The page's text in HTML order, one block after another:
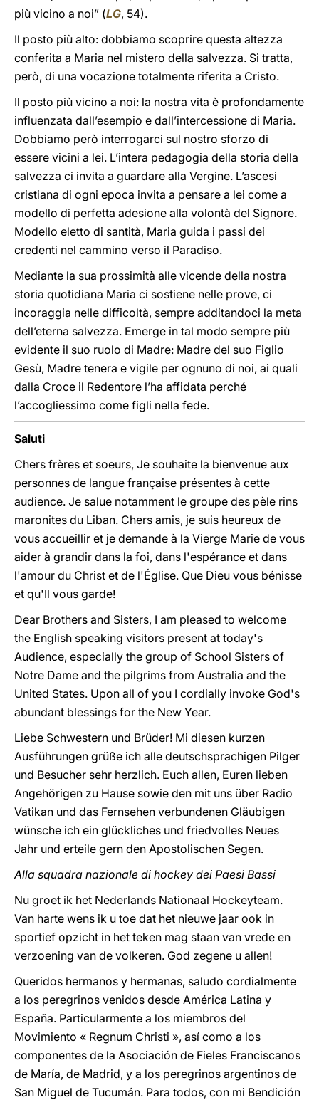
più vicino a noi” (LG, 54).
Il posto più alto: dobbiamo scoprire questa altezza
conferita a Maria nel mistero della salvezza. Si tratta,
però, di una vocazione totalmente riferita a Cristo.
Il posto più vicino a noi: la nostra vita è profondamente
influenzata dall’esempio e dall’intercessione di Maria.
Dobbiamo però interrogarci sul nostro sforzo di
essere vicini a lei. L’intera pedagogia della storia della
salvezza ci invita a guardare alla Vergine. L’ascesi
cristiana di ogni epoca invita a pensare a lei come a
modello di perfetta adesione alla volontà del Signore.
Modello eletto di santità, Maria guida i passi dei
credenti nel cammino verso il Paradiso.
Mediante la sua prossimità alle vicende della nostra
storia quotidiana Maria ci sostiene nelle prove, ci
incoraggia nelle difficoltà, sempre additandoci la meta
dell’eterna salvezza. Emerge in tal modo sempre più
evidente il suo ruolo di Madre: Madre del suo Figlio
Gesù, Madre tenera e vigile per ognuno di noi, ai quali
dalla Croce il Redentore l’ha affidata perché
l’accogliessimo come figli nella fede.
Saluti
Chers frères et soeurs, Je souhaite la bienvenue aux
personnes de langue française présentes à cette
audience. Je salue notamment le groupe des pèle rins
maronites du Liban. Chers amis, je suis heureux de
vous accueillir et je demande à la Vierge Marie de vous
aider à grandir dans la foi, dans l'espérance et dans
l'amour du Christ et de l'Église. Que Dieu vous bénisse
et qu'Il vous garde!
Dear Brothers and Sisters, I am pleased to welcome
the English speaking visitors present at today's
Audience, especially the group of School Sisters of
Notre Dame and the pilgrims from Australia and the
United States. Upon all of you I cordially invoke God's
abundant blessings for the New Year.
Liebe Schwestern und Brüder! Mi diesen kurzen
Ausführungen grüße ich alle deutschsprachigen Pilger
und Besucher sehr herzlich. Euch allen, Euren lieben
Angehörigen zu Hause sowie den mit uns über Radio
Vatikan und das Fernsehen verbundenen Gläubigen
wünsche ich ein glückliches und friedvolles Neues
Jahr und erteile gern den Apostolischen Segen.
Alla squadra nazionale di hockey dei Paesi Bassi
Nu groet ik het Nederlands Nationaal Hockeyteam.
Van harte wens ik u toe dat het nieuwe jaar ook in
sportief opzicht in het teken mag staan van vrede en
verzoening van de volkeren. God zegene u allen!
Queridos hermanos y hermanas, saludo cordialmente
a los peregrinos venidos desde América Latina y
España. Particularmente a los miembros del
Movimiento « Regnum Christi », así como a los
componentes de la Asociación de Fieles Franciscanos
de María, de Madrid, y a los peregrinos argentinos de
San Miguel de Tucumán. Para todos, con mi Bendición